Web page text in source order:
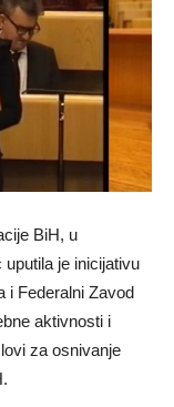
BiH, u
je inicijativu
i Federalni Zavod
aktivnosti i
za osnivanje